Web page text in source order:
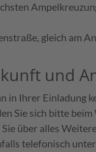
gleich am
und
in Ihrer Einladung
Sie sich bitte
über alles
telefonisch